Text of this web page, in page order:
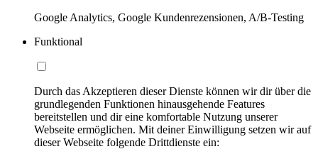
Google Analytics, Google Kundenrezensionen, A/B-Testing
Funktional
Durch das Akzeptieren dieser Dienste können wir dir über die
grundlegenden Funktionen hinausgehende Features
bereitstellen und dir eine komfortable Nutzung unserer
Webseite ermöglichen. Mit deiner Einwilligung setzen wir auf
dieser Webseite folgende Drittdienste ein: